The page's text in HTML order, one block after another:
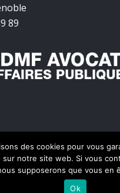
89
Avocats Affaires Publiques.
des cookies pour vous
sur notre site web. Si vous
supposerons que vous en
Ok